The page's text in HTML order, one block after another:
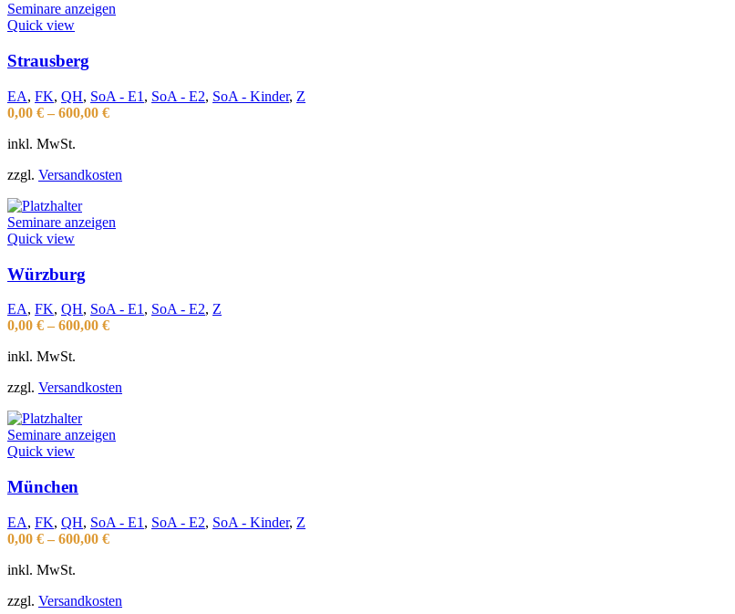
Seminare anzeigen
Quick view
Strausberg
EA, FK, QH, SoA - E1 , SoA - E2, SoA - Kinder, Z
0,00 € – 600,00 €
inkl. MwSt.
zzgl. Versandkosten
Seminare anzeigen
Quick view
Würzburg
EA, FK, QH, SoA - E1 , SoA - E2, Z
0,00 € – 600,00 €
inkl. MwSt.
zzgl. Versandkosten
Seminare anzeigen
Quick view
München
EA, FK, QH, SoA - E1 , SoA - E2, SoA - Kinder, Z
0,00 € – 600,00 €
inkl. MwSt.
zzgl. Versandkosten